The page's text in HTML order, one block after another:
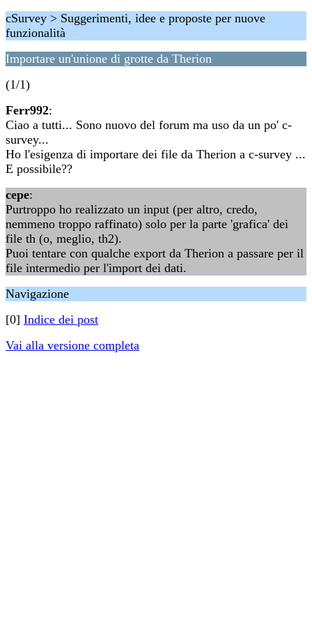
cSurvey > Suggerimenti, idee e proposte per nuove
funzionalità
Importare un'unione di grotte da Therion
(1/1)
Ferr992:
Ciao a tutti... Sono nuovo del forum ma uso da un po' c-
survey...
Ho l'esigenza di importare dei file da Therion a c-survey ...
E possibile??
cepe:
Purtroppo ho realizzato un input (per altro, credo,
nemmeno troppo raffinato) solo per la parte 'grafica' dei
file th (o, meglio, th2).
Puoi tentare con qualche export da Therion a passare per il
file intermedio per l'import dei dati.
Navigazione
[0] Indice dei post
Vai alla versione completa